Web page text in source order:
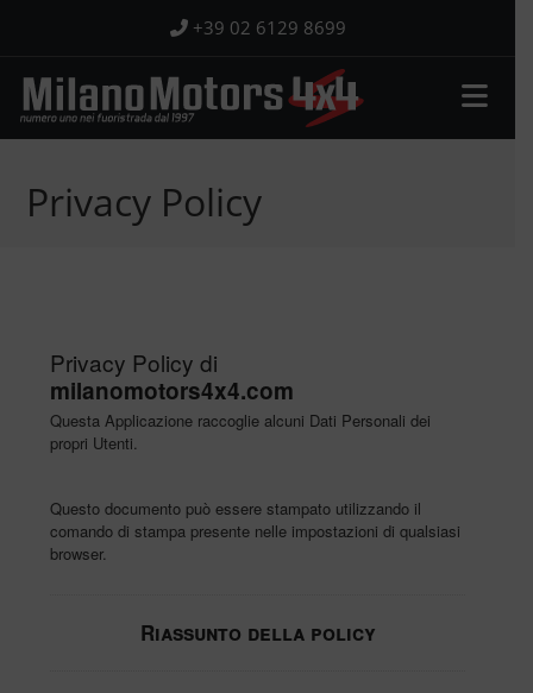
contenuto
+39 02 6129 8699
Privacy Policy
Privacy Policy di
milanomotors4x4.com
Questa Applicazione raccoglie alcuni Dati Personali dei
propri Utenti.
Questo documento può essere stampato utilizzando il
comando di stampa presente nelle impostazioni di qualsiasi
browser.
Riassunto della policy